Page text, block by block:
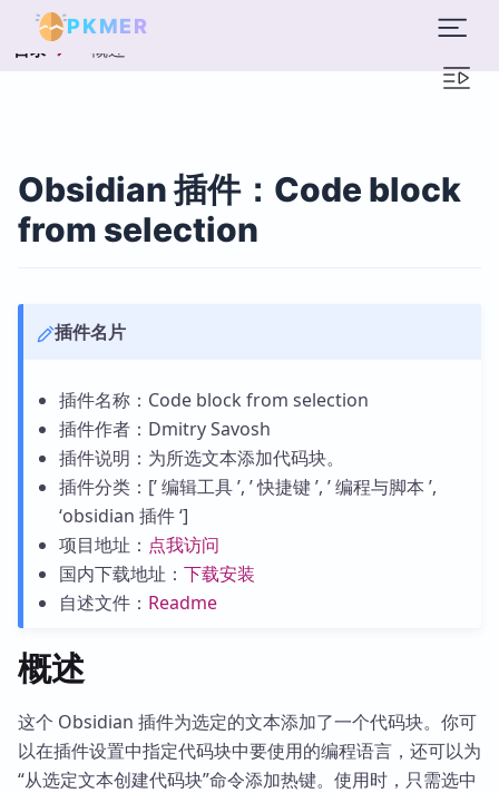
PKMER
目录 概述
Obsidian 插件：Code block
from selection
插件名片
插件名称：Code block from selection
插件作者：Dmitry Savosh
插件说明：为所选文本添加代码块。
插件分类：[’ 编辑工具 ’, ’ 快捷键 ’, ’ 编程与脚本 ’,
‘obsidian 插件 ‘]
项目地址： 点我访问
国内下载地址： 下载安装
自述文件： Readme
概述
这个 Obsidian 插件为选定的文本添加了一个代码块。你可
以在插件设置中指定代码块中要使用的编程语言，还可以为
“从选定文本创建代码块”命令添加热键。使用时，只需选中